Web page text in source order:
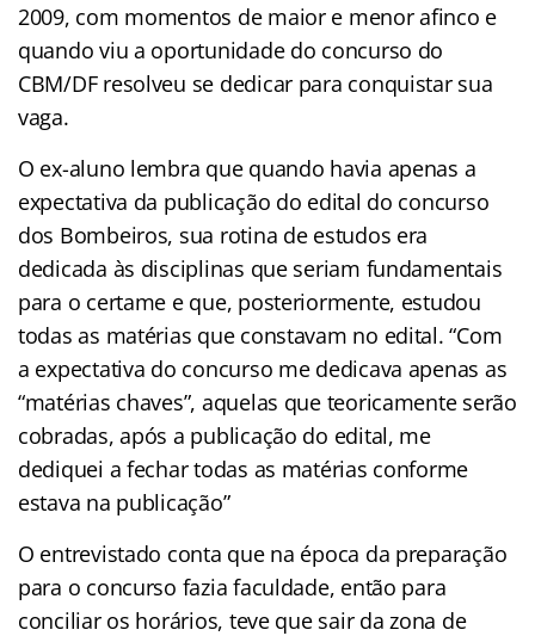
2009, com momentos de maior e menor afinco e
quando viu a oportunidade do concurso do
CBM/DF resolveu se dedicar para conquistar sua
vaga.
O ex-aluno lembra que quando havia apenas a
expectativa da publicação do edital do concurso
dos Bombeiros, sua rotina de estudos era
dedicada às disciplinas que seriam fundamentais
para o certame e que, posteriormente, estudou
todas as matérias que constavam no edital. “Com
a expectativa do concurso me dedicava apenas as
“matérias chaves”, aquelas que teoricamente serão
cobradas, após a publicação do edital, me
dediquei a fechar todas as matérias conforme
estava na publicação”
O entrevistado conta que na época da preparação
para o concurso fazia faculdade, então para
conciliar os horários, teve que sair da zona de